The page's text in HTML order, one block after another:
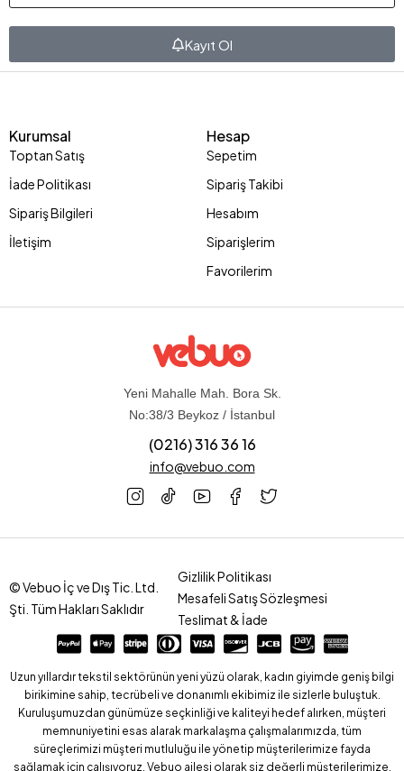
Yeni Mahalle Mah. Bora Sk.
No:38/3 Beykoz / İstanbul
(0216) 316 36 16
info@vebuo.com
Kurumsal
Toptan Satış
İade Politikası
Sipariş Bilgileri
İletişim
Hesap
Sepetim
Sipariş Takibi
Hesabım
Siparişlerim
Favorilerim
Kayıt Ol
© Vebuo İç ve Dış Tic. Ltd.
Şti. Tüm Hakları Saklıdır
Gizlilik Politikası
Mesafeli Satış Sözleşmesi
Teslimat & İade
Uzun yıllardır tekstil sektörünün yeni yüzü olarak, kadın giyimde geniş bilgi
birikimine sahip, tecrübeli ve donanımlı ekibimiz ile sizlerle buluştuk.
Kuruluşumuzdan günümüze seçkinliği ve kaliteyi hedef alırken, müşteri
memnuniyetini esas alarak markalaşma çalışmalarımızda, tüm
süreçlerimizi müşteri mutluluğu ile yönetip müşterilerimize fayda
sağlamak için çalışıyoruz. Vebuo ailesi olarak siz değerli müşterilerimize,